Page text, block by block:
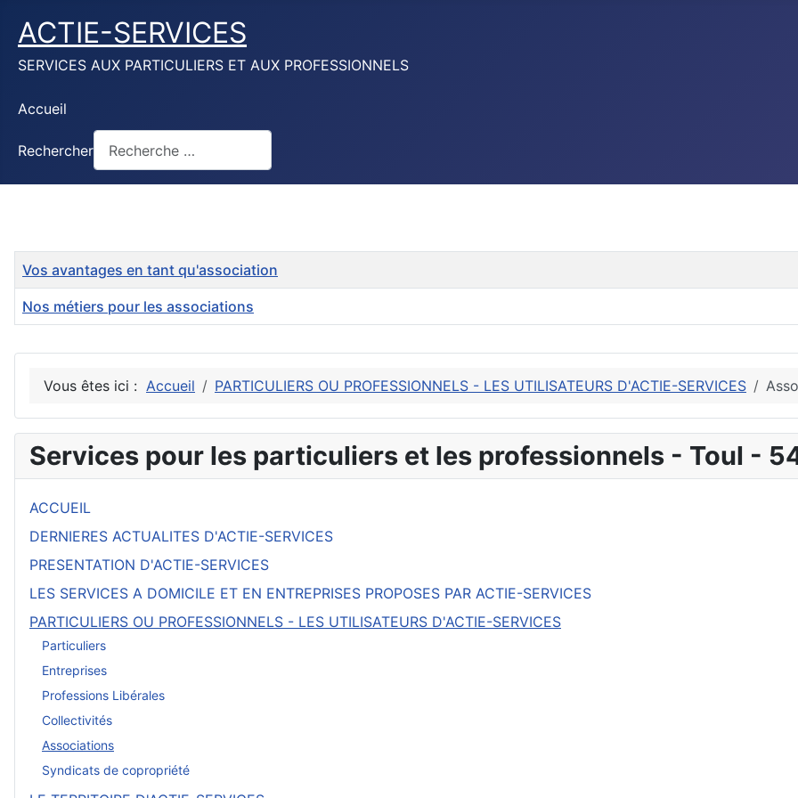
ACTIE-SERVICES
SERVICES AUX PARTICULIERS ET AUX PROFESSIONNELS
Accueil
Rechercher
Services pour les particuliers et les professionnels - Toul -
ACCUEIL
DERNIERES ACTUALITES D'ACTIE-SERVICES
PRESENTATION D'ACTIE-SERVICES
LES SERVICES A DOMICILE ET EN ENTREPRISES PROPOSES PAR ACTIE-SERVICES
PARTICULIERS OU PROFESSIONNELS - LES UTILISATEURS D'ACTIE-SERVICES
Particuliers
Entreprises
Professions Libérales
Collectivités
Associations
Syndicats de copropriété
Titre
Vos avantages en tant qu'association
Nos métiers pour les associations
Vous êtes ici : Accueil PARTICULIERS OU PROFESSIONNELS - LES UTILISATEURS D'ACTIE-SERVICES